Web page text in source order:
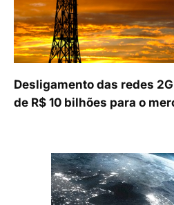
Desligamento das redes
de R$ 10 bilhões para o